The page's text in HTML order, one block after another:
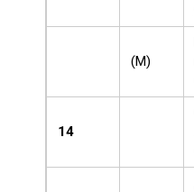
(M)
14